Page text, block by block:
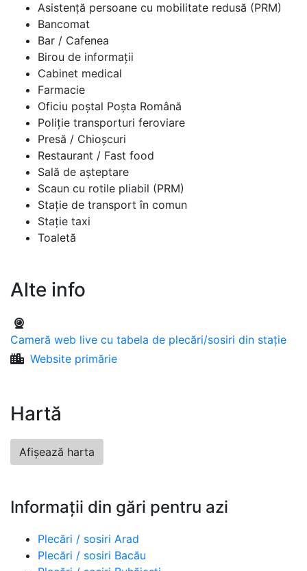
Asistență persoane cu mobilitate redusă (PRM)
Bancomat
Bar / Cafenea
Birou de informații
Cabinet medical
Farmacie
Oficiu poștal Poșta Română
Poliție transporturi feroviare
Presă / Chioșcuri
Restaurant / Fast food
Sală de așteptare
Scaun cu rotile pliabil (PRM)
Stație de transport în comun
Stație taxi
Toaletă
Alte info
Cameră web live cu tabela de plecări/sosiri din stație
Website primărie
Hartă
Afișează harta
Informații din gări pentru azi
Plecări / sosiri Arad
Plecări / sosiri Bacău